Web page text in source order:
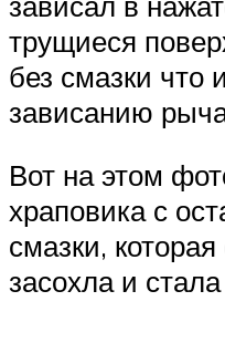
трущиеся
без смазки что
зависанию
Вот на этом
храповика с
смазки,
засохла и